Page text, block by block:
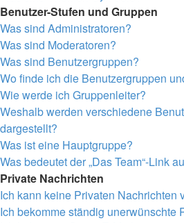
Benutzer-Stufen und Gruppen
Was sind Administratoren?
Was sind Moderatoren?
Was sind Benutzergruppen?
Wo finde ich die Benutzergruppen
Wie werde ich Gruppenleiter?
Weshalb werden verschiedene
dargestellt?
Was ist eine Hauptgruppe?
Was bedeutet der „Das Team“-Link
Private Nachrichten
Ich kann keine Privaten Nachrichten
Ich bekomme ständig unerwünschte